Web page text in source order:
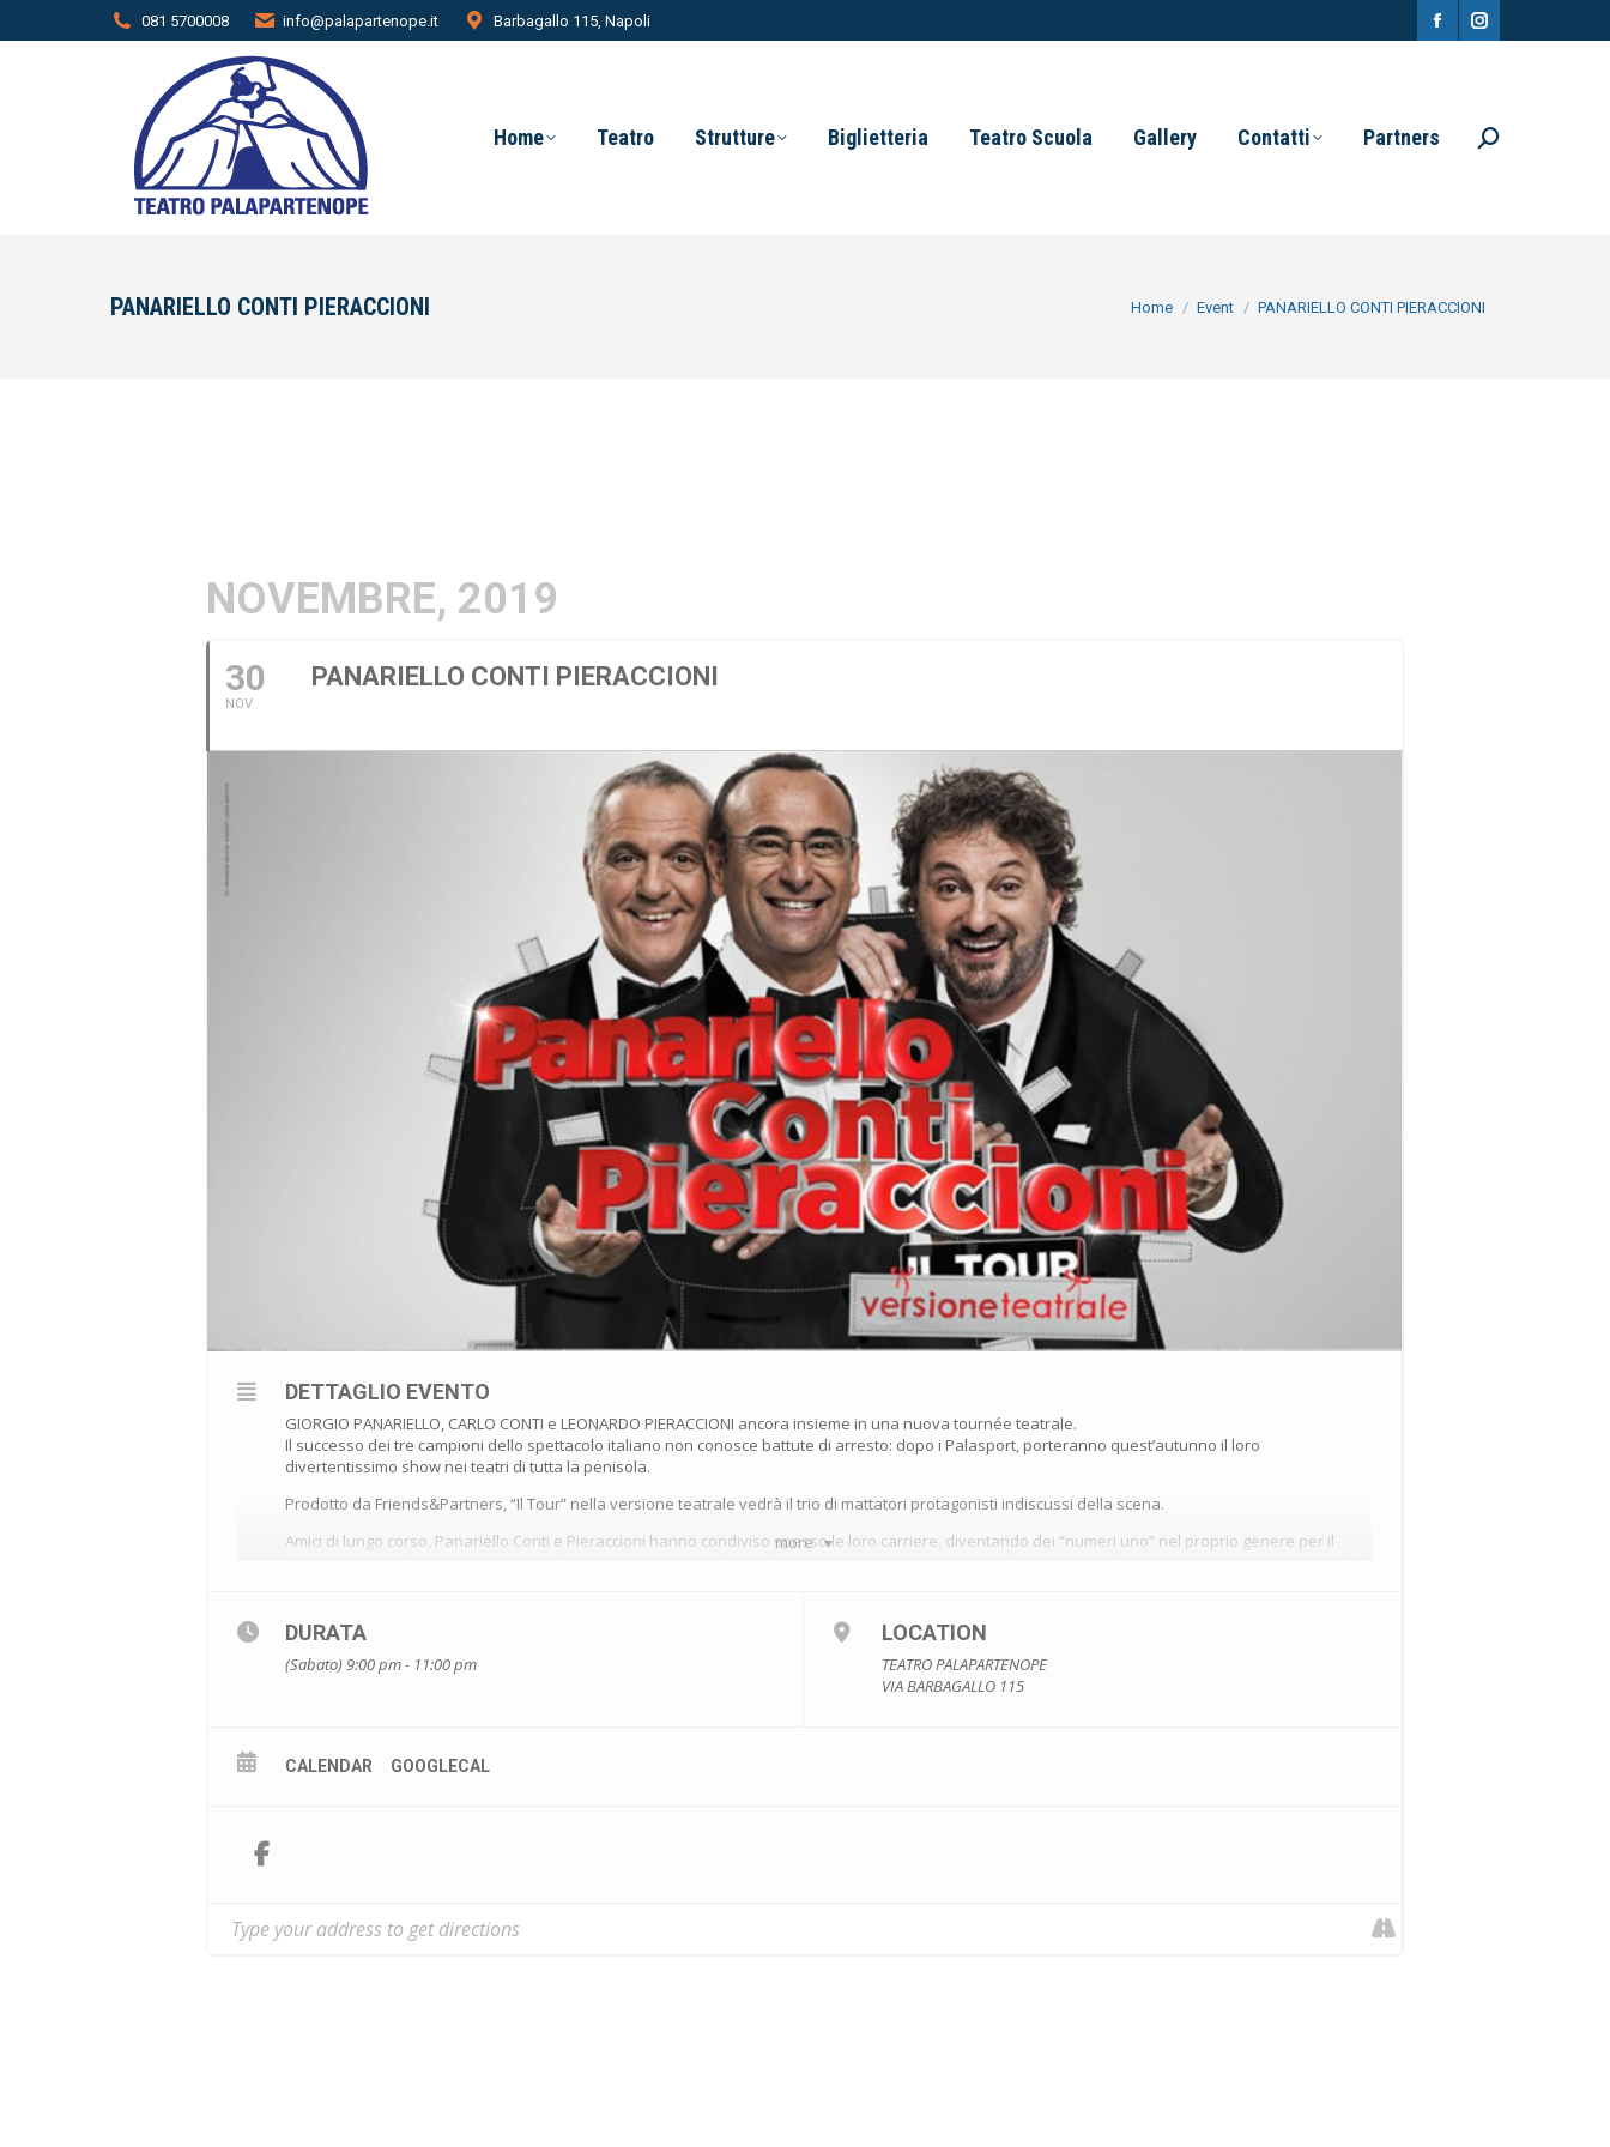
081 5700008 info@palapartenope.it Barbagallo 115, Napoli
FacebookInstagram
Home Teatro Strutture Biglietteria Teatro Scuola Gallery Contatti Partners Search:
PANARIELLO CONTI PIERACCIONI You are here:
Home Event PANARIELLO CONTI PIERACCIONI
NOVEMBRE, 2019
30
NOV
PANARIELLO CONTI PIERACCIONI
more
DETTAGLIO EVENTO
GIORGIO PANARIELLO, CARLO CONTI e LEONARDO PIERACCIONI ancora insieme in una nuova tournée teatrale.
Il successo dei tre campioni dello spettacolo italiano non conosce battute di arresto: dopo i Palasport, porteranno quest’autunno il loro
divertentissimo show nei teatri di tutta la penisola.
Prodotto da Friends&Partners, “Il Tour” nella versione teatrale vedrà il trio di mattatori protagonisti indiscussi della scena.
Amici di lungo corso, Panariello Conti e Pieraccioni hanno condiviso spesso le loro carriere, diventando dei “numeri uno” nel proprio genere per il
Da €35 a €72
DURATA
(Sabato) 9:00 pm - 11:00 pm
LOCATION
TEATRO PALAPARTENOPE
VIA BARBAGALLO 115
CALENDAR GOOGLECAL